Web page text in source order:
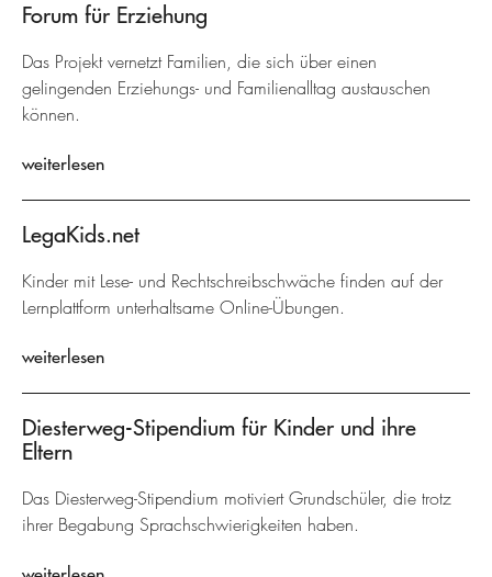
Forum für Erziehung
Das Projekt vernetzt Familien, die sich über einen
gelingenden Erziehungs- und Familienalltag austauschen
können.
weiterlesen
LegaKids.net
Kinder mit Lese- und Rechtschreibschwäche finden auf der
Lernplattform unterhaltsame Online-Übungen.
weiterlesen
Diesterweg-Stipendium für Kinder und ihre
Eltern
Das Diesterweg-Stipendium motiviert Grundschüler, die trotz
ihrer Begabung Sprachschwierigkeiten haben.